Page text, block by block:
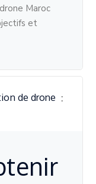
Maroc
et
de drone